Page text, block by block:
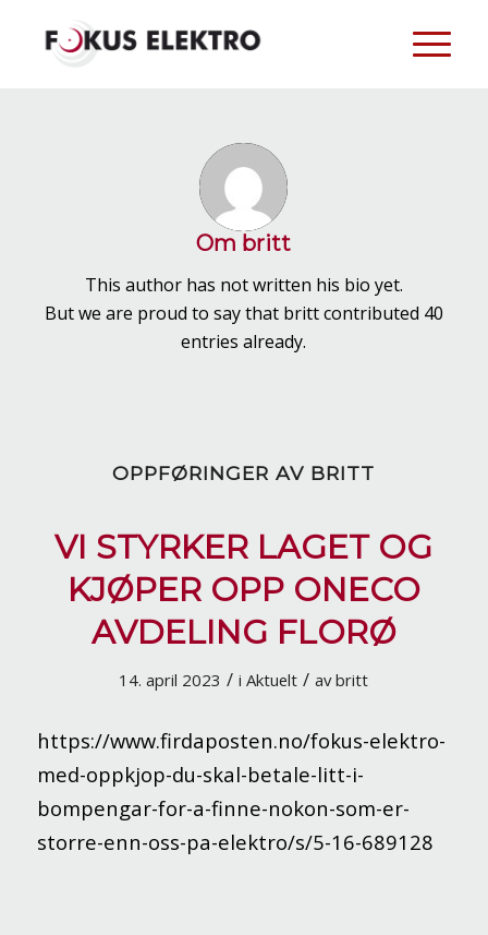
Om britt
This author has not written his bio yet.
But we are proud to say that brittcontributed 40
entries already.
OPPFØRINGER AV BRITT
VI STYRKER LAGET OG
KJØPER OPP ONECO
AVDELING FLORØ
14. april 2023 / iAktuelt / avbritt
https://www.firdaposten.no/fokus-elektro-
med-oppkjop-du-skal-betale-litt-i-
bompengar-for-a-finne-nokon-som-er-
storre-enn-oss-pa-elektro/s/5-16-689128